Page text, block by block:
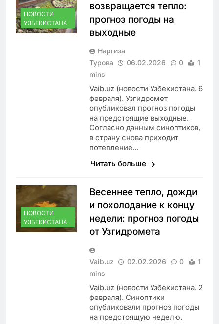
НОВОСТИ
УЗБЕКИСТАНА
возвращается тепло:
прогноз погоды на
выходные
Наргиза
Турова
06.02.2026 0
1
mins
Vaib.uz (новости Узбекистана. 6
февраля). Узгидромет
опубликовал прогноз погоды
на предстоящие выходные.
Согласно данным синоптиков,
в страну снова приходит
потепление…
Читать больше
НОВОСТИ
УЗБЕКИСТАНА
Весеннее тепло, дожди
и похолодание к концу
недели: прогноз погоды
от Узгидромета
Vaib.uz 02.02.2026 0
1
mins
Vaib.uz (новости Узбекистана. 2
февраля). Синоптики
опубликовали прогноз погоды
на предстоящую неделю.